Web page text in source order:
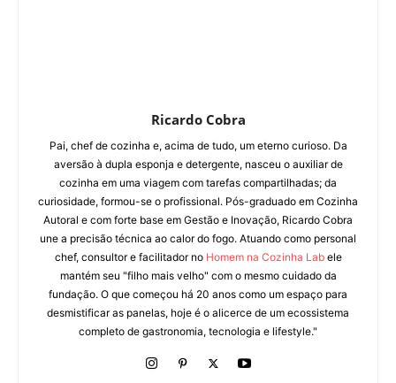
Ricardo Cobra
Pai, chef de cozinha e, acima de tudo, um eterno curioso. Da
aversão à dupla esponja e detergente, nasceu o auxiliar de
cozinha em uma viagem com tarefas compartilhadas; da
curiosidade, formou-se o profissional. Pós-graduado em Cozinha
Autoral e com forte base em Gestão e Inovação, Ricardo Cobra
une a precisão técnica ao calor do fogo. Atuando como personal
chef, consultor e facilitador no Homem na Cozinha Labele
mantém seu "filho mais velho" com o mesmo cuidado da
fundação. O que começou há 20 anos como um espaço para
desmistificar as panelas, hoje é o alicerce de um ecossistema
completo de gastronomia, tecnologia e lifestyle."